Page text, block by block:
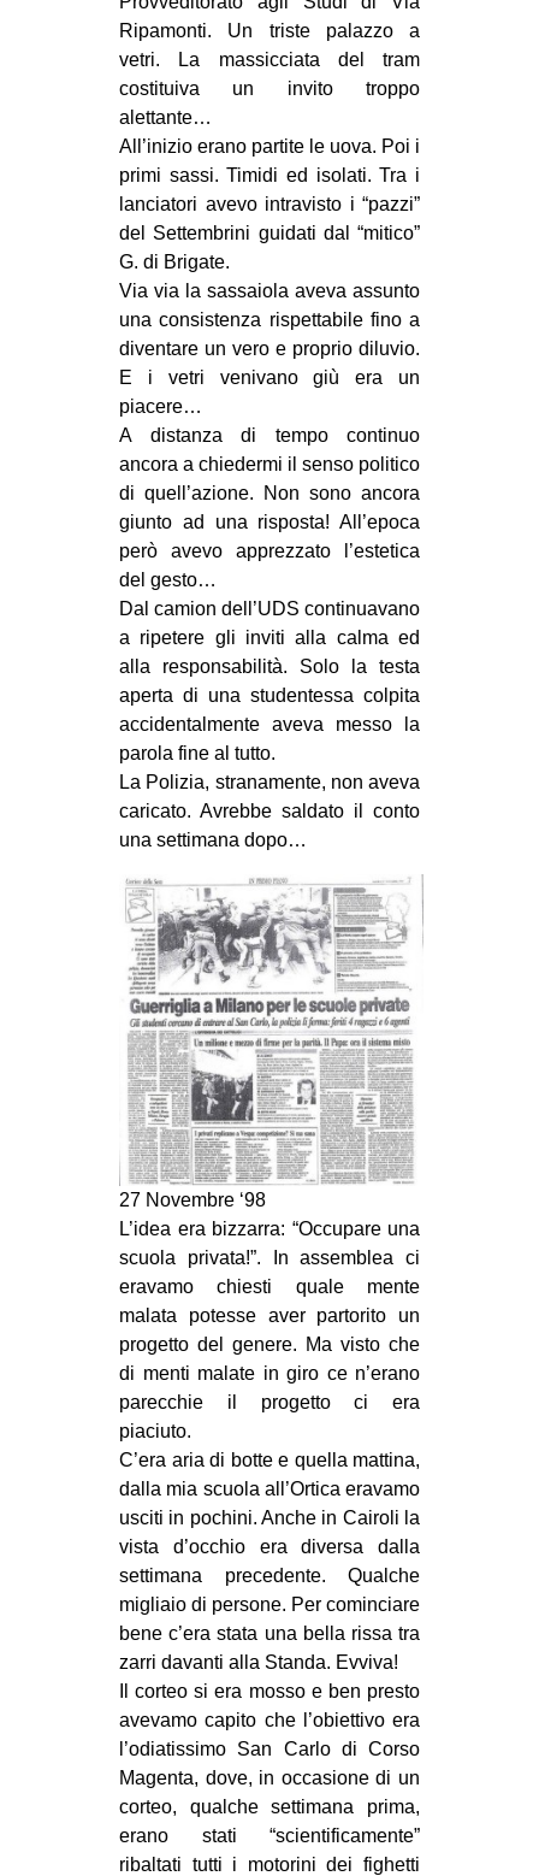
Ripamonti. Un triste palazzo a
vetri. La massicciata del tram
costituiva un invito troppo
alettante…
All’inizio erano partite le uova. Poi i
primi sassi. Timidi ed isolati. Tra i
lanciatori avevo intravisto i “pazzi”
del Settembrini guidati dal “mitico”
G. di Brigate.
Via via la sassaiola aveva assunto
una consistenza rispettabile fino a
diventare un vero e proprio diluvio.
E i vetri venivano giù era un
piacere…
A distanza di tempo continuo
ancora a chiedermi il senso politico
di quell’azione. Non sono ancora
giunto ad una risposta! All’epoca
però avevo apprezzato l’estetica
del gesto…
Dal camion dell’UDS continuavano
a ripetere gli inviti alla calma ed
alla responsabilità. Solo la testa
aperta di una studentessa colpita
accidentalmente aveva messo la
parola fine al tutto.
La Polizia, stranamente, non aveva
caricato. Avrebbe saldato il conto
una settimana dopo…
27 Novembre ‘98
L’idea era bizzarra: “Occupare una
scuola privata!”. In assemblea ci
eravamo chiesti quale mente
malata potesse aver partorito un
progetto del genere. Ma visto che
di menti malate in giro ce n’erano
parecchie il progetto ci era
piaciuto.
C’era aria di botte e quella mattina,
dalla mia scuola all’Ortica eravamo
usciti in pochini. Anche in Cairoli la
vista d’occhio era diversa dalla
settimana precedente. Qualche
migliaio di persone. Per cominciare
bene c’era stata una bella rissa tra
zarri davanti alla Standa. Evviva!
Il corteo si era mosso e ben presto
avevamo capito che l’obiettivo era
l’odiatissimo San Carlo di Corso
Magenta, dove, in occasione di un
corteo, qualche settimana prima,
erano stati “scientificamente”
ribaltati tutti i motorini dei fighetti